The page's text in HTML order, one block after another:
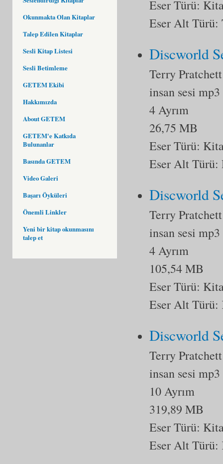
Okunmakta Olan Kitaplar
Talep Edilen Kitaplar
Sesli Kitap Listesi
Sesli Betimleme
GETEM Ekibi
Hakkımızda
About GETEM
GETEM'e Katkıda
Bulunanlar
Basında GETEM
Video Galeri
Başarı Öyküleri
Önemli Linkler
Yeni bir kitap okunmasını
talep et
Eser Türü:
Eser Alt Türü:
Discworld
Terry Pratchett
insan sesi mp3
4 Ayrım
26,75 MB
Eser Türü:
Eser Alt Türü:
Discworld
Terry Pratchett
insan sesi mp3
4 Ayrım
105,54 MB
Eser Türü:
Eser Alt Türü:
Discworld
Terry Pratchett
insan sesi mp3
10 Ayrım
319,89 MB
Eser Türü:
Eser Alt Türü: